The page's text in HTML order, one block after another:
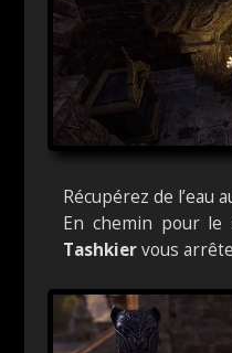
Récupérez de l’eau
En chemin pour le
Tashkiervous